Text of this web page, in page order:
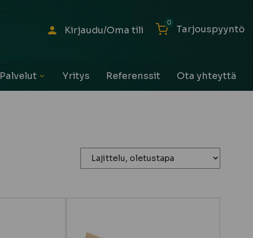
Kirjaudu/Oma tili Tarjouspyyntö
0
Palvelut Yritys Referenssit Ota yhteyttä